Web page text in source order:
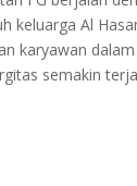
keluarga Al
karyawan
semakin